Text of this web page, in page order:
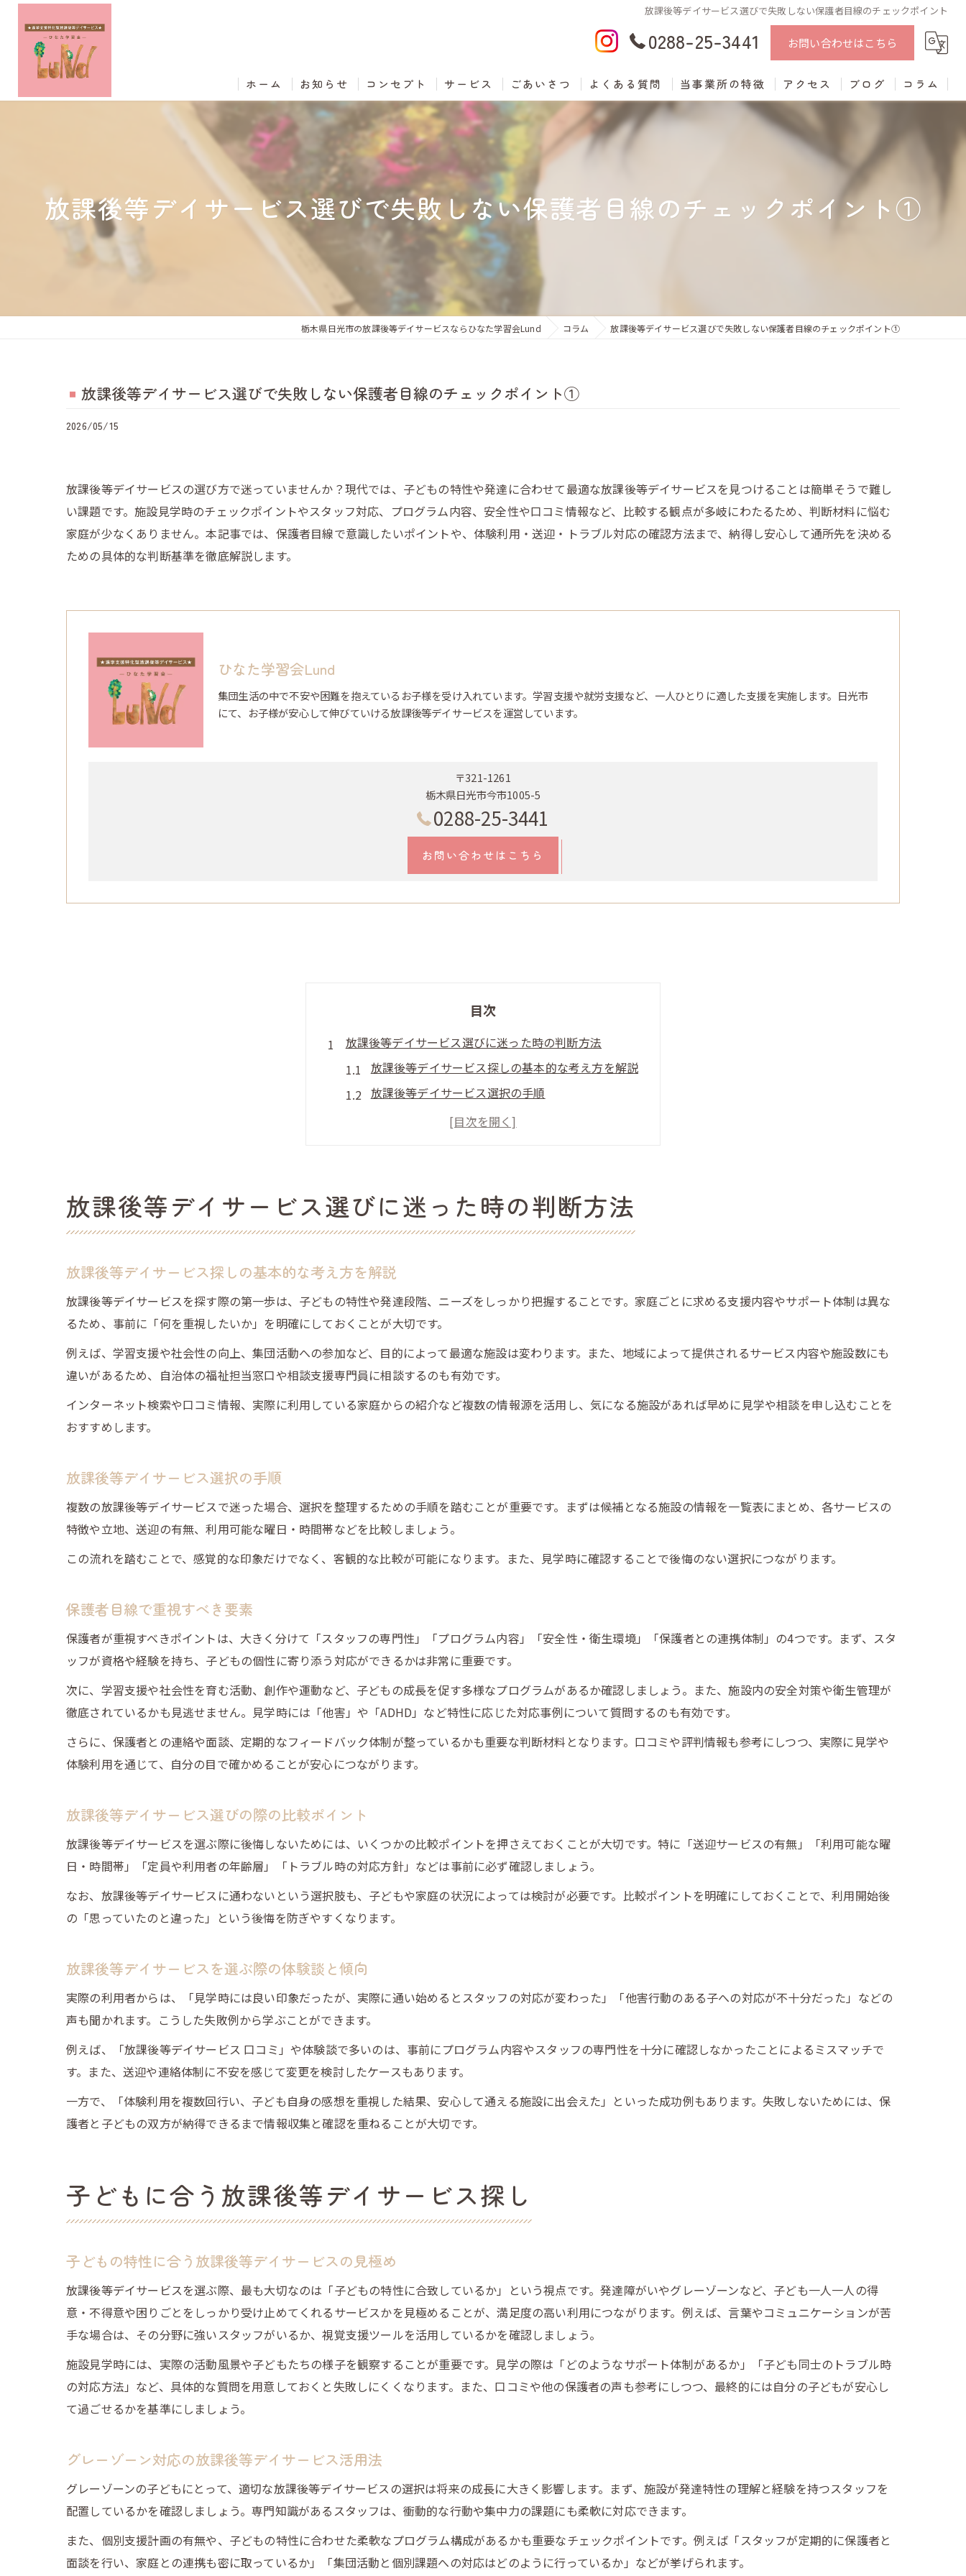
放課後等デイサービス選びで失敗しない保護者目線のチェックポイント
0288-25-3441 お問い合わせはこちら
ホーム お知らせ コンセプト サービス ごあいさつ よくある質問 当事業所の特徴
進学支援
アクセス ブログ コラム
放課後等デイサービス選びで失敗しない保護者目線のチェックポイント①
栃木県日光市の放課後等デイサービスならひなた学習会Lund コラム 放課後等デイサービス選びで失敗しない保護者目線のチェックポイント①
放課後等デイサービス選びで失敗しない保護者目線のチェックポイント①
2026/05/15
放課後等デイサービスの選び方で迷っていませんか？現代では、子どもの特性や発達に合わせて最適な放課後等デイサービスを見つけることは簡単そうで難し
い課題です。施設見学時のチェックポイントやスタッフ対応、プログラム内容、安全性や口コミ情報など、比較する観点が多岐にわたるため、判断材料に悩む
家庭が少なくありません。本記事では、保護者目線で意識したいポイントや、体験利用・送迎・トラブル対応の確認方法まで、納得し安心して通所先を決める
ための具体的な判断基準を徹底解説します。
ひなた学習会Lund
集団生活の中で不安や困難を抱えているお子様を受け入れています。学習支援や就労支援など、一人ひとりに適した支援を実施します。日光市
にて、お子様が安心して伸びていける放課後等デイサービスを運営しています。
〒321-1261
栃木県日光市今市1005-5
0288-25-3441
お問い合わせはこちら
目次
放課後等デイサービス選びに迷った時の判断方法
放課後等デイサービス探しの基本的な考え方を解説
放課後等デイサービス選択の手順
保護者目線で重視すべき要素
子どもに合う放課後等デイサービス探し
子どもの特性に合う放課後等デイサービスの見極め
個別支援が充実した放課後等デイサービスの特徴
放課後等デイサービスの支援内容を比較する視点
子どもの反応で分かる放課後等デイサービス選び
放課後デイサービス見学時の比較ポイント
放課後等デイサービス見学で注目すべきポイント
放課後等デイサービス選びに迷った時の判断方法
放課後等デイサービス探しの基本的な考え方を解説
放課後等デイサービスを探す際の第一歩は、子どもの特性や発達段階、ニーズをしっかり把握することです。家庭ごとに求める支援内容やサポート体制は異な
るため、事前に「何を重視したいか」を明確にしておくことが大切です。
例えば、学習支援や社会性の向上、集団活動への参加など、目的によって最適な施設は変わります。また、地域によって提供されるサービス内容や施設数にも
違いがあるため、自治体の福祉担当窓口や相談支援専門員に相談するのも有効です。
インターネット検索や口コミ情報、実際に利用している家庭からの紹介など複数の情報源を活用し、気になる施設があれば早めに見学や相談を申し込むことを
おすすめします。
放課後等デイサービス選択の手順
複数の放課後等デイサービスで迷った場合、選択を整理するための手順を踏むことが重要です。まずは候補となる施設の情報を一覧表にまとめ、各サービスの
特徴や立地、送迎の有無、利用可能な曜日・時間帯などを比較しましょう。
この流れを踏むことで、感覚的な印象だけでなく、客観的な比較が可能になります。また、見学時に確認することで後悔のない選択につながります。
保護者目線で重視すべき要素
保護者が重視すべきポイントは、大きく分けて「スタッフの専門性」「プログラム内容」「安全性・衛生環境」「保護者との連携体制」の4つです。まず、スタ
ッフが資格や経験を持ち、子どもの個性に寄り添う対応ができるかは非常に重要です。
次に、学習支援や社会性を育む活動、創作や運動など、子どもの成長を促す多様なプログラムがあるか確認しましょう。また、施設内の安全対策や衛生管理が
徹底されているかも見逃せません。見学時には「他害」や「ADHD」など特性に応じた対応事例について質問するのも有効です。
さらに、保護者との連絡や面談、定期的なフィードバック体制が整っているかも重要な判断材料となります。口コミや評判情報も参考にしつつ、実際に見学や
体験利用を通じて、自分の目で確かめることが安心につながります。
放課後等デイサービス選びの際の比較ポイント
放課後等デイサービスを選ぶ際に後悔しないためには、いくつかの比較ポイントを押さえておくことが大切です。特に「送迎サービスの有無」「利用可能な曜
日・時間帯」「定員や利用者の年齢層」「トラブル時の対応方針」などは事前に必ず確認しましょう。
なお、放課後等デイサービスに通わないという選択肢も、子どもや家庭の状況によっては検討が必要です。比較ポイントを明確にしておくことで、利用開始後
の「思っていたのと違った」という後悔を防ぎやすくなります。
放課後等デイサービスを選ぶ際の体験談と傾向
実際の利用者からは、「見学時には良い印象だったが、実際に通い始めるとスタッフの対応が変わった」「他害行動のある子への対応が不十分だった」などの
声も聞かれます。こうした失敗例から学ぶことができます。
例えば、「放課後等デイサービス 口コミ」や体験談で多いのは、事前にプログラム内容やスタッフの専門性を十分に確認しなかったことによるミスマッチで
す。また、送迎や連絡体制に不安を感じて変更を検討したケースもあります。
一方で、「体験利用を複数回行い、子ども自身の感想を重視した結果、安心して通える施設に出会えた」といった成功例もあります。失敗しないためには、保
護者と子どもの双方が納得できるまで情報収集と確認を重ねることが大切です。
子どもに合う放課後等デイサービス探し
子どもの特性に合う放課後等デイサービスの見極め
放課後等デイサービスを選ぶ際、最も大切なのは「子どもの特性に合致しているか」という視点です。発達障がいやグレーゾーンなど、子ども一人一人の得
意・不得意や困りごとをしっかり受け止めてくれるサービスかを見極めることが、満足度の高い利用につながります。例えば、言葉やコミュニケーションが苦
手な場合は、その分野に強いスタッフがいるか、視覚支援ツールを活用しているかを確認しましょう。
施設見学時には、実際の活動風景や子どもたちの様子を観察することが重要です。見学の際は「どのようなサポート体制があるか」「子ども同士のトラブル時
の対応方法」など、具体的な質問を用意しておくと失敗しにくくなります。また、口コミや他の保護者の声も参考にしつつ、最終的には自分の子どもが安心し
て過ごせるかを基準にしましょう。
グレーゾーン対応の放課後等デイサービス活用法
グレーゾーンの子どもにとって、適切な放課後等デイサービスの選択は将来の成長に大きく影響します。まず、施設が発達特性の理解と経験を持つスタッフを
配置しているかを確認しましょう。専門知識があるスタッフは、衝動的な行動や集中力の課題にも柔軟に対応できます。
また、個別支援計画の有無や、子どもの特性に合わせた柔軟なプログラム構成があるかも重要なチェックポイントです。例えば「スタッフが定期的に保護者と
面談を行い、家庭との連携も密に取っているか」「集団活動と個別課題への対応はどのように行っているか」などが挙げられます。